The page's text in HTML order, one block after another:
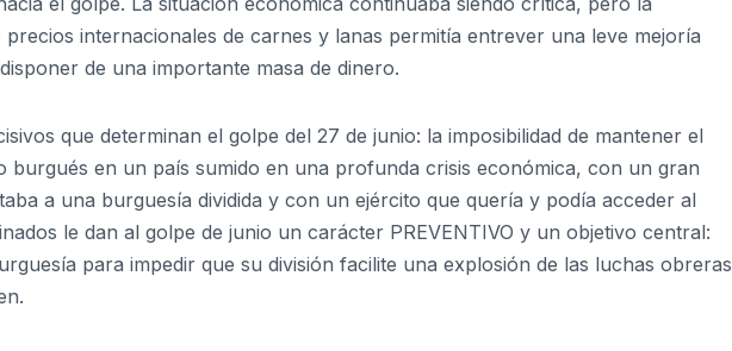
internacionales de carnes y lanas permitía entrever una leve mejoría
de una importante masa de dinero.
que determinan el golpe del 27 de junio: la imposibilidad de mantener el
burgués en un país sumido en una profunda crisis económica, con un gran
a una burguesía dividida y con un ejército que quería y podía acceder al
le dan al golpe de junio un carácter PREVENTIVO y un objetivo central:
para impedir que su división facilite una explosión de las luchas obreras